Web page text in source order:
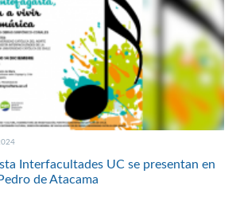
Interfacultades UC se presentan en
de Atacama